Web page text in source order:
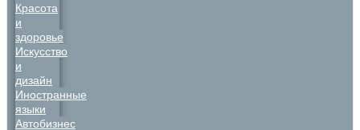
Красота
и
здоровье
Искусство
и
дизайн
Иностранные
языки
Автобизнес